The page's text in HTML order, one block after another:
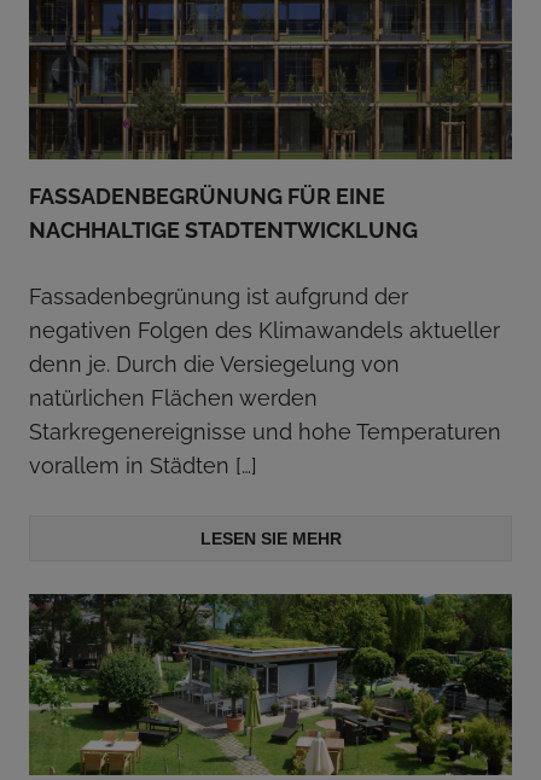
FASSADENBEGRÜNUNG FÜR EINE
NACHHALTIGE STADTENTWICKLUNG
Fassadenbegrünung ist aufgrund der
negativen Folgen des Klimawandels aktueller
denn je. Durch die Versiegelung von
natürlichen Flächen werden
Starkregenereignisse und hohe Temperaturen
vorallem in Städten […]
LESEN SIE MEHR